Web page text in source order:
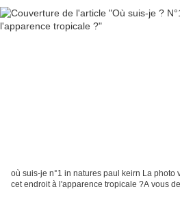
où suis-je n°1 in natures paul keirn La photo
cet endroit à l'apparence tropicale ?A vous